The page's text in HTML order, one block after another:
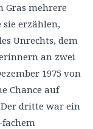
Gras mehrere
sie erzählen,
Unrechts, dem
an zwei
1975 von
Chance auf
Der dritte war ein